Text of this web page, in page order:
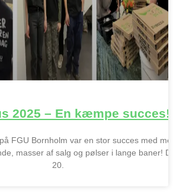
2025 – En kæmpe succes!
FGU Bornholm var en stor succes med
masser af salg og pølser i lange baner!
20.